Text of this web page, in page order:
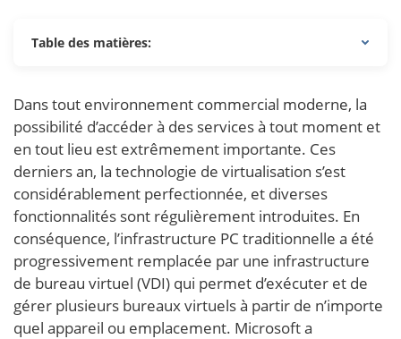
Table des matières:
Dans tout environnement commercial moderne, la
possibilité d’accéder à des services à tout moment et
en tout lieu est extrêmement importante. Ces
derniers an, la technologie de virtualisation s’est
considérablement perfectionnée, et diverses
fonctionnalités sont régulièrement introduites. En
conséquence, l’infrastructure PC traditionnelle a été
progressivement remplacée par une infrastructure
de bureau virtuel (VDI) qui permet d’exécuter et de
gérer plusieurs bureaux virtuels à partir de n’importe
quel appareil ou emplacement. Microsoft a